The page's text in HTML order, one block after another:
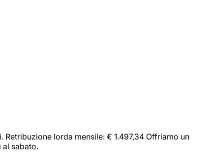
lorda mensile: € 1.497,34 Offriamo un
al sabato.